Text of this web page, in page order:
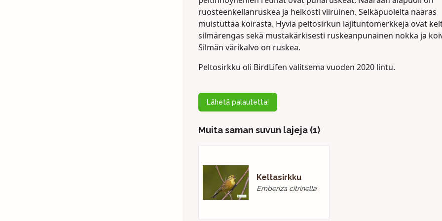
ruosteenkellanruskea ja heikosti viiruinen. Selkäpuolelta naaras
muistuttaa koirasta. Hyviä peltosirkun lajituntomerkkejä ovat
silmärengas sekä mustakärkisesti ruskeanpunainen nokka ja
Silmän värikalvo on ruskea.
Peltosirkku oli BirdLifen valitsema vuoden 2020 lintu.
Lähetä palautetta!
Muita saman suvun lajeja (1)
Keltasirkku
Emberiza citrinella